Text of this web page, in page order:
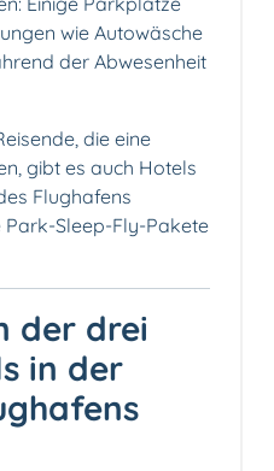
wie Autowäsche
der Abwesenheit
die eine
gibt es auch Hotels
Flughafens
Sleep-Fly-Pakete
der drei
in der